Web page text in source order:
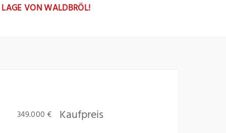
VON WALDBRÖL!
349.000 € Kaufpreis